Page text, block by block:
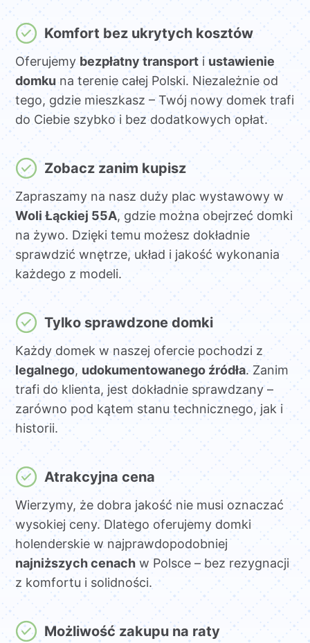
Komfort bez ukrytych kosztów
Oferujemybezpłatny transporti ustawienie
domkuna terenie całej Polski. Niezależnie od
tego, gdzie mieszkasz – Twój nowy domek trafi
do Ciebie szybko i bez dodatkowych opłat.
Zobacz zanim kupisz
Zapraszamy na nasz duży plac wystawowy w
Woli Łąckiej 55A, gdzie można obejrzeć domki
na żywo. Dzięki temu możesz dokładnie
sprawdzić wnętrze, układ i jakość wykonania
każdego z modeli.
Tylko sprawdzone domki
Każdy domek w naszej ofercie pochodzi z
legalnego, udokumentowanego źródła. Zanim
trafi do klienta, jest dokładnie sprawdzany –
zarówno pod kątem stanu technicznego, jak i
historii.
Atrakcyjna cena
Wierzymy, że dobra jakość nie musi oznaczać
wysokiej ceny. Dlatego oferujemy domki
holenderskie w najprawdopodobniej
najniższych cenachw Polsce – bez rezygnacji
z komfortu i solidności.
Możliwość zakupu na raty